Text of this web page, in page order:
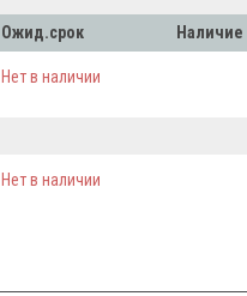
Ожид.срок Наличие
Нет в наличии
Нет в наличии